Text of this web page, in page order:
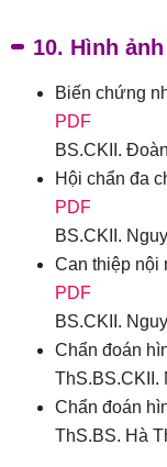
10. Hình
Biến chứng
PDF
BS.CKII.
Hội chẩn đa
PDF
BS.CKII.
Can thiệp nội
PDF
BS.CKII.
Chẩn đoán
ThS.BS.CKII.
Chẩn đoán
ThS.BS. Hà